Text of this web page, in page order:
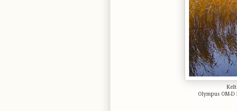
Olympus OM-D